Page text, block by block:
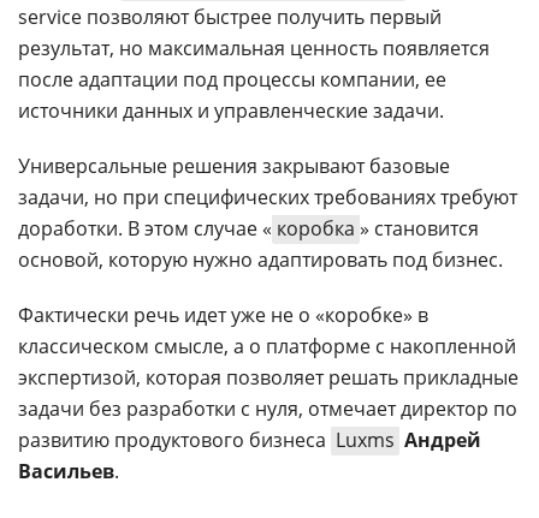
service позволяют быстрее получить первый
результат, но максимальная ценность появляется
после адаптации под процессы компании, ее
источники данных и управленческие задачи.
Универсальные решения закрывают базовые
задачи, но при специфических требованиях требуют
доработки. В этом случае « коробка » становится
основой, которую нужно адаптировать под бизнес.
Фактически речь идет уже не о «коробке» в
классическом смысле, а о платформе с накопленной
экспертизой, которая позволяет решать прикладные
задачи без разработки с нуля, отмечает директор по
развитию продуктового бизнеса Luxms Андрей
Васильев.